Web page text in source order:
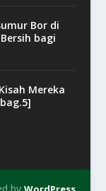
Bor di
bagi
Mereka